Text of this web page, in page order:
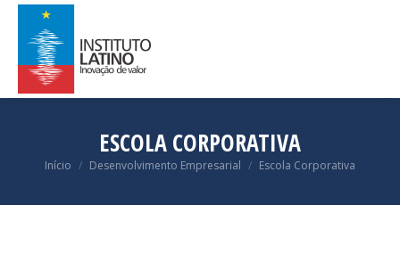
ESCOLA CORPORATIVA
Você está aqui:
Início Desenvolvimento Empresarial Escola Corporativa